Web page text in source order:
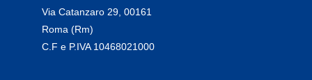
Via Catanzaro 29, 00161
Roma (Rm)
C.F e P.IVA 10468021000